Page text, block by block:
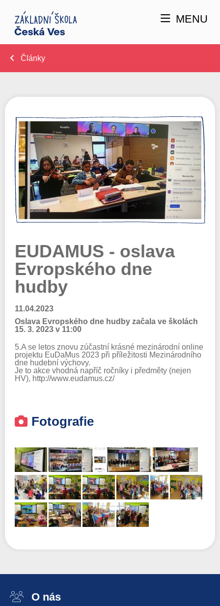
MENU
Články
EUDAMUS - oslava
Evropského dne
hudby
11.04.2023
Oslava Evropského dne hudby začala ve školách
15. 3. 2023 v 11:00
5.A se letos znovu zúčastní krásné mezinárodní online
projektu EuDaMus 2023 při příležitosti Mezinárodního
dne hudební výchovy.
Je to akce vhodná napříč ročníky i předměty (nejen
HV), http://www.eudamus.cz/
Fotografie
O nás